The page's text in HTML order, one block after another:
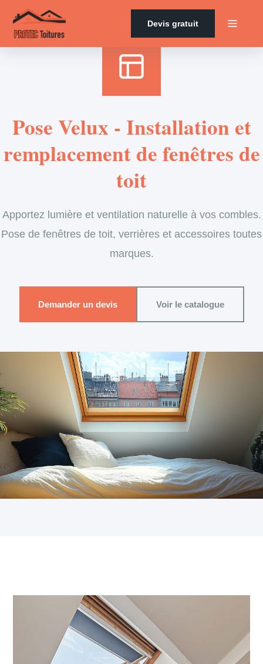
Devis gratuit
Pose Velux - Installation et
remplacement de fenêtres de
toit
Apportez lumière et ventilation naturelle à vos combles.
Pose de fenêtres de toit, verrières et accessoires toutes
marques.
Demander un devis Voir le catalogue